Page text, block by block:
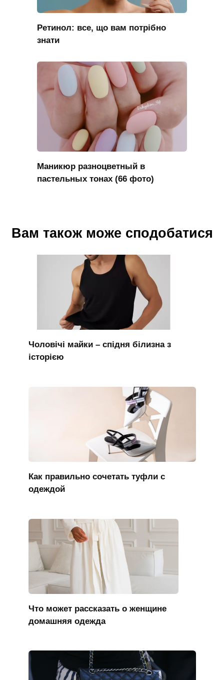
Ретинол: все, що вам потрібно
знати
Маникюр разноцветный в
пастельных тонах (66 фото)
Вам також може сподобатися
Чоловічі майки – спідня білизна з
історією
Как правильно сочетать туфли с
одеждой
Что может рассказать о женщине
домашняя одежда